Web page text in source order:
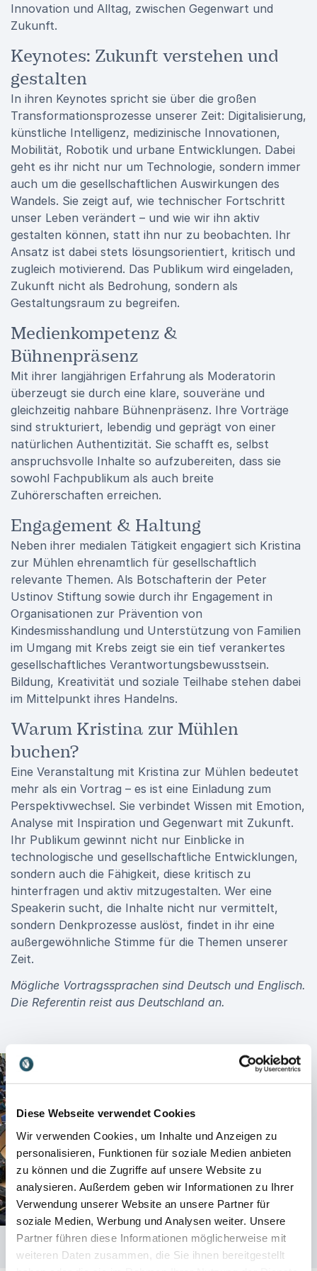
Diese Webseite verwendet Cookies
Wir verwenden Cookies, um Inhalte und Anzeigen zu
personalisieren, Funktionen für soziale Medien anbieten
zu können und die Zugriffe auf unsere Website zu
analysieren. Außerdem geben wir Informationen zu Ihrer
Verwendung unserer Website an unsere Partner für
soziale Medien, Werbung und Analysen weiter. Unsere
Partner führen diese Informationen möglicherweise mit
weiteren Daten zusammen, die Sie ihnen bereitgestellt
Innovation und Alltag, zwischen Gegenwart und
Zukunft.
Keynotes: Zukunft verstehen und
gestalten
In ihren Keynotes spricht sie über die großen
Transformationsprozesse unserer Zeit: Digitalisierung,
künstliche Intelligenz, medizinische Innovationen,
Mobilität, Robotik und urbane Entwicklungen. Dabei
geht es ihr nicht nur um Technologie, sondern immer
auch um die gesellschaftlichen Auswirkungen des
Wandels. Sie zeigt auf, wie technischer Fortschritt
unser Leben verändert – und wie wir ihn aktiv
gestalten können, statt ihn nur zu beobachten. Ihr
Ansatz ist dabei stets lösungsorientiert, kritisch und
zugleich motivierend. Das Publikum wird eingeladen,
Zukunft nicht als Bedrohung, sondern als
Gestaltungsraum zu begreifen.
Medienkompetenz &
Bühnenpräsenz
Mit ihrer langjährigen Erfahrung als Moderatorin
überzeugt sie durch eine klare, souveräne und
gleichzeitig nahbare Bühnenpräsenz. Ihre Vorträge
sind strukturiert, lebendig und geprägt von einer
natürlichen Authentizität. Sie schafft es, selbst
anspruchsvolle Inhalte so aufzubereiten, dass sie
sowohl Fachpublikum als auch breite
Zuhörerschaften erreichen.
Engagement & Haltung
Neben ihrer medialen Tätigkeit engagiert sich Kristina
zur Mühlen ehrenamtlich für gesellschaftlich
relevante Themen. Als Botschafterin der Peter
Ustinov Stiftung sowie durch ihr Engagement in
Organisationen zur Prävention von
Kindesmisshandlung und Unterstützung von Familien
im Umgang mit Krebs zeigt sie ein tief verankertes
gesellschaftliches Verantwortungsbewusstsein.
Bildung, Kreativität und soziale Teilhabe stehen dabei
im Mittelpunkt ihres Handelns.
Warum Kristina zur Mühlen
buchen?
Eine Veranstaltung mit Kristina zur Mühlen bedeutet
mehr als ein Vortrag – es ist eine Einladung zum
Perspektivwechsel. Sie verbindet Wissen mit Emotion,
Analyse mit Inspiration und Gegenwart mit Zukunft.
Ihr Publikum gewinnt nicht nur Einblicke in
technologische und gesellschaftliche Entwicklungen,
sondern auch die Fähigkeit, diese kritisch zu
hinterfragen und aktiv mitzugestalten. Wer eine
Speakerin sucht, die Inhalte nicht nur vermittelt,
sondern Denkprozesse auslöst, findet in ihr eine
außergewöhnliche Stimme für die Themen unserer
Zeit.
Mögliche Vortragssprachen sind Deutsch und Englisch.
Die Referentin reist aus Deutschland an.